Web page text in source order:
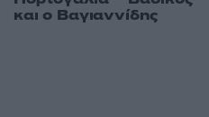
και ο Βαγιαννίδης